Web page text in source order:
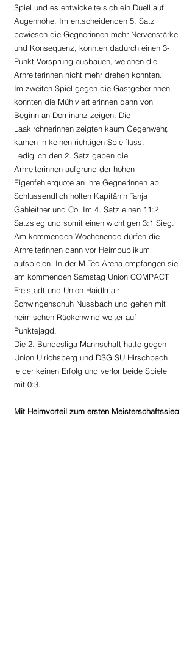
Spiel und es entwickelte sich ein Duell auf
Augenhöhe. Im entscheidenden 5. Satz
bewiesen die Gegnerinnen mehr Nervenstärke
und Konsequenz, konnten dadurch einen 3-
Punkt-Vorsprung ausbauen, welchen die
Arnreiterinnen nicht mehr drehen konnten.
Im zweiten Spiel gegen die Gastgeberinnen
konnten die Mühlviertlerinnen dann von
Beginn an Dominanz zeigen. Die
Laakirchnerinnen zeigten kaum Gegenwehr,
kamen in keinen richtigen Spielfluss.
Lediglich den 2. Satz gaben die
Arnreiterinnen aufgrund der hohen
Eigenfehlerquote an ihre Gegnerinnen ab.
Schlussendlich holten Kapitänin Tanja
Gahleitner und Co. Im 4. Satz einen 11:2
Satzsieg und somit einen wichtigen 3:1 Sieg.
Am kommenden Wochenende dürfen die
Arnreiterinnen dann vor Heimpublikum
aufspielen. In der M-Tec Arena empfangen sie
am kommenden Samstag Union COMPACT
Freistadt und Union Haidlmair
Schwingenschuh Nussbach und gehen mit
heimischen Rückenwind weiter auf
Punktejagd.
Die 2. Bundesliga Mannschaft hatte gegen
Union Ulrichsberg und DSG SU Hirschbach
leider keinen Erfolg und verlor beide Spiele
mit 0:3.
Mit Heimvorteil zum ersten Meisterschaftssieg